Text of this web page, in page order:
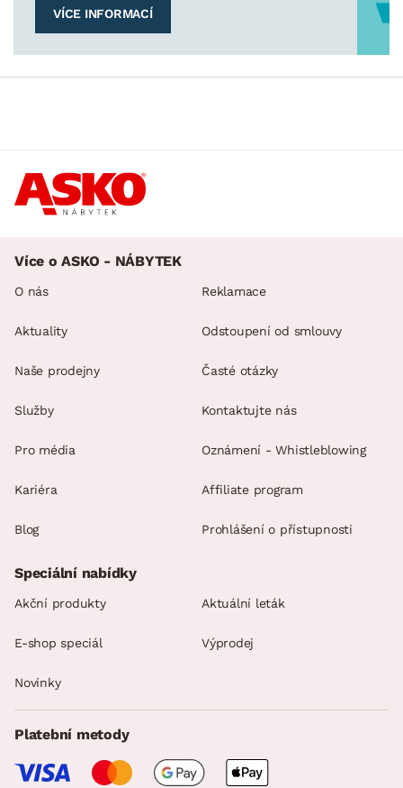
VÍCE INFORMACÍ
Více o ASKO - NÁBYTEK
O nás
Aktuality
Naše prodejny
Služby
Pro média
Kariéra
Blog
Reklamace
Odstoupení od smlouvy
Časté otázky
Kontaktujte nás
Oznámení - Whistleblowing
Affiliate program
Prohlášení o přístupnosti
Speciální nabídky
Akční produkty Aktuální leták
E-shop speciál Výprodej
Novinky
Platební metody